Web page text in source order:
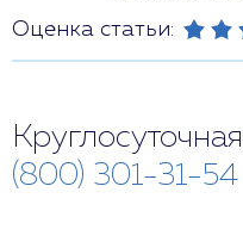
Оценка статьи:
(800) 301-31-54